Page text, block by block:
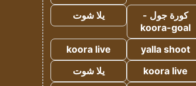
كورة جول -
koora-goal
يلا شوت
yalla shoot
koora live
koora live
يلا شوت